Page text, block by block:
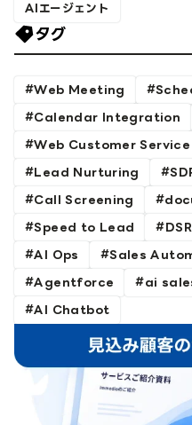
AIエージェント
タグ
Web Meeting
Calendar Integration
Web Customer Service
Lead Nurturing
Call Screening
Speed to Lead DSR
AI Ops Sales
Agentforce ai
AI Chatbot